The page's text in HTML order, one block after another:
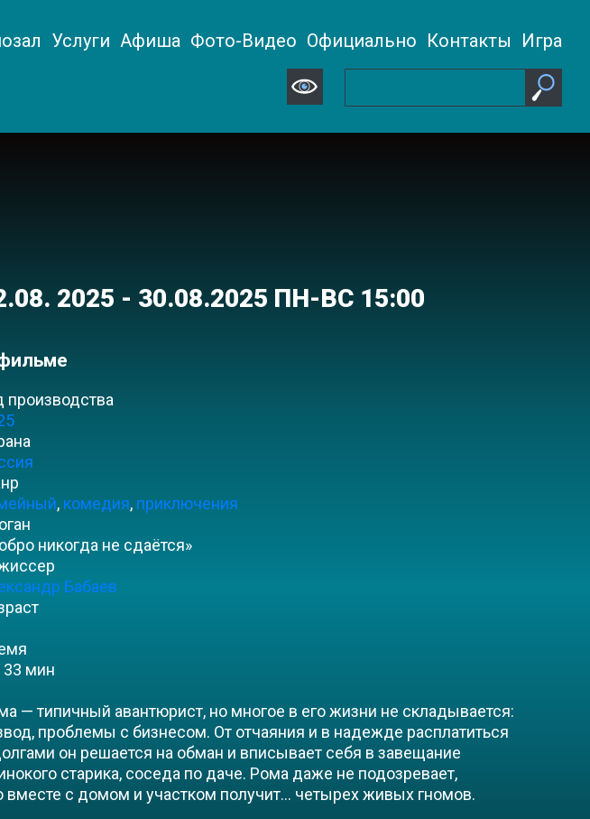
Услуги Афиша Фото-Видео Официально Контакты Игра
2025 - 30.08.2025 ПН-ВС 15:00
производства
, комедия, приключения
никогда не сдаётся»
Бабаев
33 мин
— типичный авантюрист, но многое в его жизни не складывается:
проблемы с бизнесом. От отчаяния и в надежде расплатиться
он решается на обман и вписывает себя в завещание
старика, соседа по даче. Рома даже не подозревает,
вместе с домом и участком получит… четырех живых гномов.